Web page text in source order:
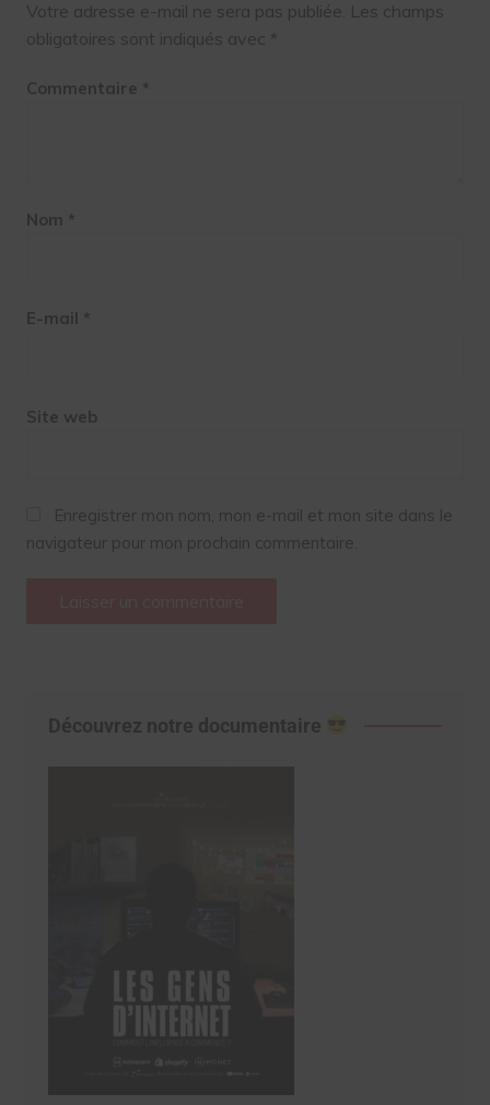
Votre adresse e-mail ne sera pas publiée. Les champs
obligatoires sont indiqués avec *
Commentaire *
Nom *
E-mail *
Site web
Enregistrer mon nom, mon e-mail et mon site dans le
navigateur pour mon prochain commentaire.
Découvrez notre documentaire